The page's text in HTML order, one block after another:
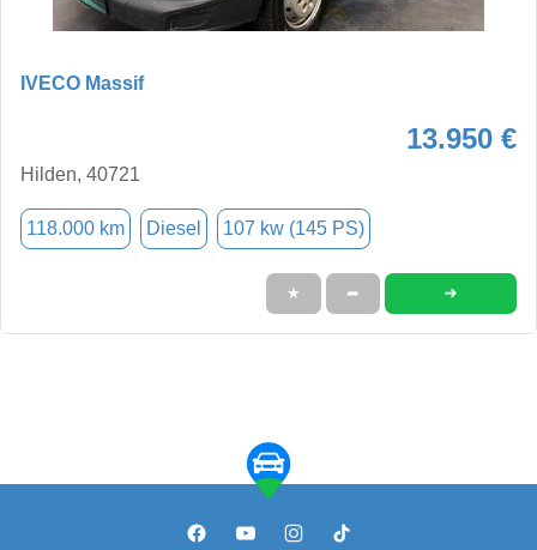
IVECO Massif
13.950 €
Hilden, 40721
118.000 km Diesel 107 kw (145 PS)
★ ➦ ➜